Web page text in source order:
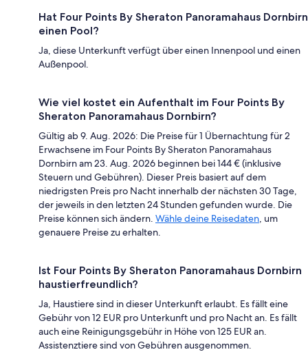
Hat Four Points By Sheraton Panoramahaus Dornbirn
einen Pool?
Ja, diese Unterkunft verfügt über einen Innenpool und einen
Außenpool.
Wie viel kostet ein Aufenthalt im Four Points By
Sheraton Panoramahaus Dornbirn?
Gültig ab 9. Aug. 2026: Die Preise für 1 Übernachtung für 2
Erwachsene im Four Points By Sheraton Panoramahaus
Dornbirn am 23. Aug. 2026 beginnen bei 144 € (inklusive
Steuern und Gebühren). Dieser Preis basiert auf dem
niedrigsten Preis pro Nacht innerhalb der nächsten 30 Tage,
der jeweils in den letzten 24 Stunden gefunden wurde. Die
Preise können sich ändern. Wähle deine Reisedaten, um
genauere Preise zu erhalten.
Ist Four Points By Sheraton Panoramahaus Dornbirn
haustierfreundlich?
Ja, Haustiere sind in dieser Unterkunft erlaubt. Es fällt eine
Gebühr von 12 EUR pro Unterkunft und pro Nacht an. Es fällt
auch eine Reinigungsgebühr in Höhe von 125 EUR an.
Assistenztiere sind von Gebühren ausgenommen.